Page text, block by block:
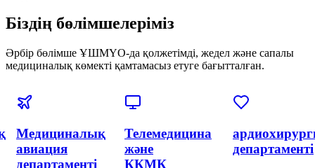
Біздің бөлімшелеріміз
Әрбір бөлімше ҰШМҮО-да қолжетімді, жедел және сапалы
медициналық көмекті қамтамасыз етуге бағытталған.
Эндоваскулярлық
хирургия
және
Акушерлік
және
гинекология
Акушерлік
департаменті